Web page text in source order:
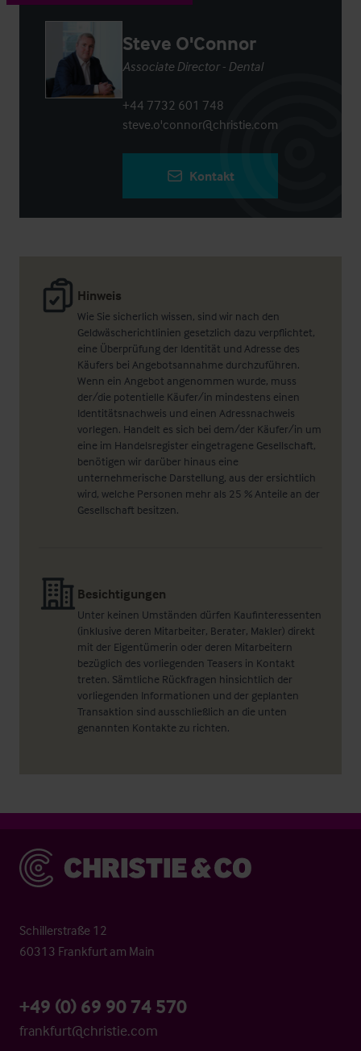
Hinweis
Wie Sie sicherlich wissen, sind wir nach den
Geldwäscherichtlinien gesetzlich dazu verpflichtet,
eine Überprüfung der Identität und Adresse des
Käufers bei Angebotsannahme durchzuführen.
Wenn ein Angebot angenommen wurde, muss
der/die potentielle Käufer/in mindestens einen
Identitätsnachweis und einen Adressnachweis
vorlegen. Handelt es sich bei dem/der Käufer/in um
eine im Handelsregister eingetragene Gesellschaft,
benötigen wir darüber hinaus eine
unternehmerische Darstellung, aus der ersichtlich
wird, welche Personen mehr als 25 % Anteile an der
Gesellschaft besitzen.
Besichtigungen
Unter keinen Umständen dürfen Kaufinteressenten
(inklusive deren Mitarbeiter, Berater, Makler) direkt
mit der Eigentümerin oder deren Mitarbeitern
bezüglich des vorliegenden Teasers in Kontakt
treten. Sämtliche Rückfragen hinsichtlich der
vorliegenden Informationen und der geplanten
Transaktion sind ausschließlich an die unten
genannten Kontakte zu richten.
Steve O'Connor
Associate Director - Dental
+44 7732 601 748
steve.o'connor@christie.com
Kontakt
Christie & Co
Schillerstraße 12
60313 Frankfurt am Main
+49 (0) 69 90 74 570
frankfurt@christie.com